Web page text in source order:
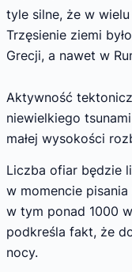
tyle silne, że w
Trzęsienie ziemi
Grecji, a nawet w
Aktywność
niewielkiego
małej wysokości
Liczba ofiar będzie
w momencie pisania
w tym ponad 1000
podkreśla fakt, że
nocy.